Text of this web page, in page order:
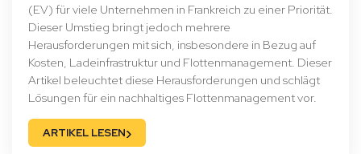
(EV) für viele Unternehmen in Frankreich zu einer Priorität.
Dieser Umstieg bringt jedoch mehrere
Herausforderungen mit sich, insbesondere in Bezug auf
Kosten, Ladeinfrastruktur und Flottenmanagement. Dieser
Artikel beleuchtet diese Herausforderungen und schlägt
Lösungen für ein nachhaltiges Flottenmanagement vor.
ARTIKEL LESEN›